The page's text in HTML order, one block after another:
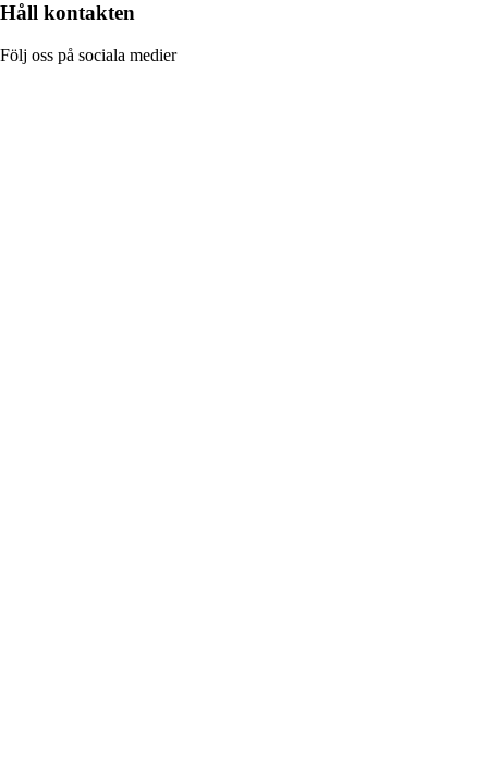
Håll kontakten
Följ oss på sociala medier